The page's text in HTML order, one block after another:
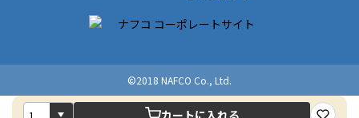
カートに入れる
©2018 NAFCO Co., Ltd.